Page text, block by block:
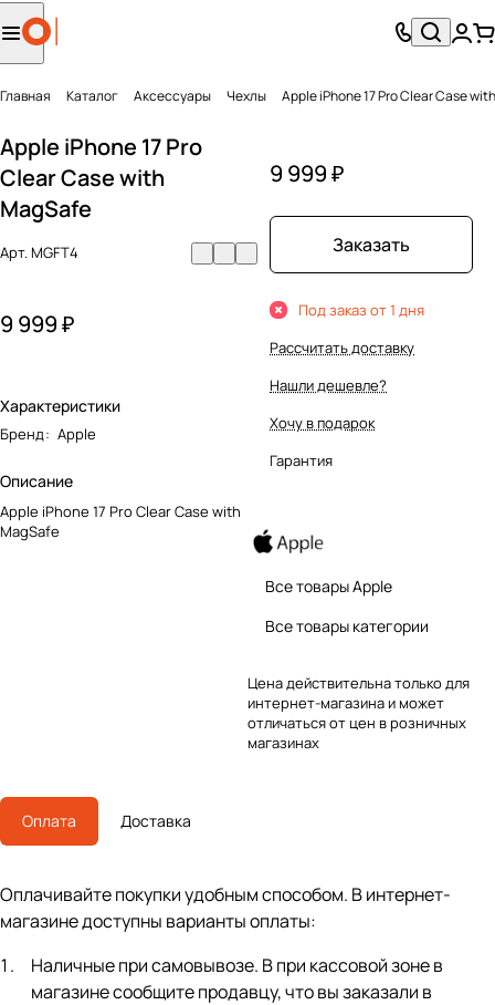
Главная Каталог Аксесcуары Чехлы Apple iPhone 17 Pro Clear Case
Apple iPhone 17 Pro
Clear Case with
MagSafe
Арт.MGFT4
9 999 ₽
Характеристики
Бренд: Apple
Описание
Apple iPhone 17 Pro Clear Case with
MagSafe
9 999 ₽
Заказать
Под заказ от 1 дня
Рассчитать доставку
Нашли дешевле?
Хочу в подарок
Гарантия
Все товары Apple
Все товары категории
Цена действительна только для
интернет-магазина и может
отличаться от цен в розничных
магазинах
Оплата Доставка
Оплачивайте покупки удобным способом. В интернет-
магазине доступны варианты оплаты:
Наличные при самовывозе. В при кассовой зоне в
магазине сообщите продавцу, что вы заказали в